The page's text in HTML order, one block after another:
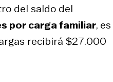
del saldo del
por carga familiar, es
recibirá $27.000